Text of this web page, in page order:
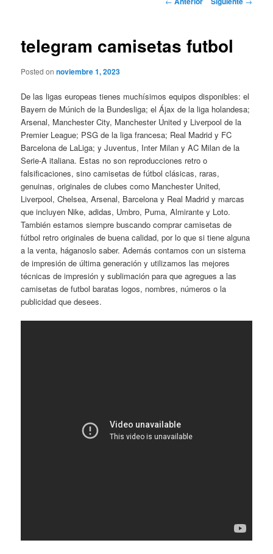
telegram camisetas futbol
Posted onnoviembre 1, 2023
De las ligas europeas tienes muchísimos equipos disponibles: el
Bayern de Múnich de la Bundesliga; el Ájax de la liga holandesa;
Arsenal, Manchester City, Manchester United y Liverpool de la
Premier League; PSG de la liga francesa; Real Madrid y FC
Barcelona de LaLiga; y Juventus, Inter Milan y AC Milan de la
Serie-A italiana. Estas no son reproducciones retro o
falsificaciones, sino camisetas de fútbol clásicas, raras,
genuinas, originales de clubes como Manchester United,
Liverpool, Chelsea, Arsenal, Barcelona y Real Madrid y marcas
que incluyen Nike, adidas, Umbro, Puma, Almirante y Loto.
También estamos siempre buscando comprar camisetas de
fútbol retro originales de buena calidad, por lo que si tiene alguna
a la venta, háganoslo saber. Además contamos con un sistema
de impresión de última generación y utilizamos las mejores
técnicas de impresión y sublimación para que agregues a las
camisetas de futbol baratas logos, nombres, números o la
publicidad que desees.